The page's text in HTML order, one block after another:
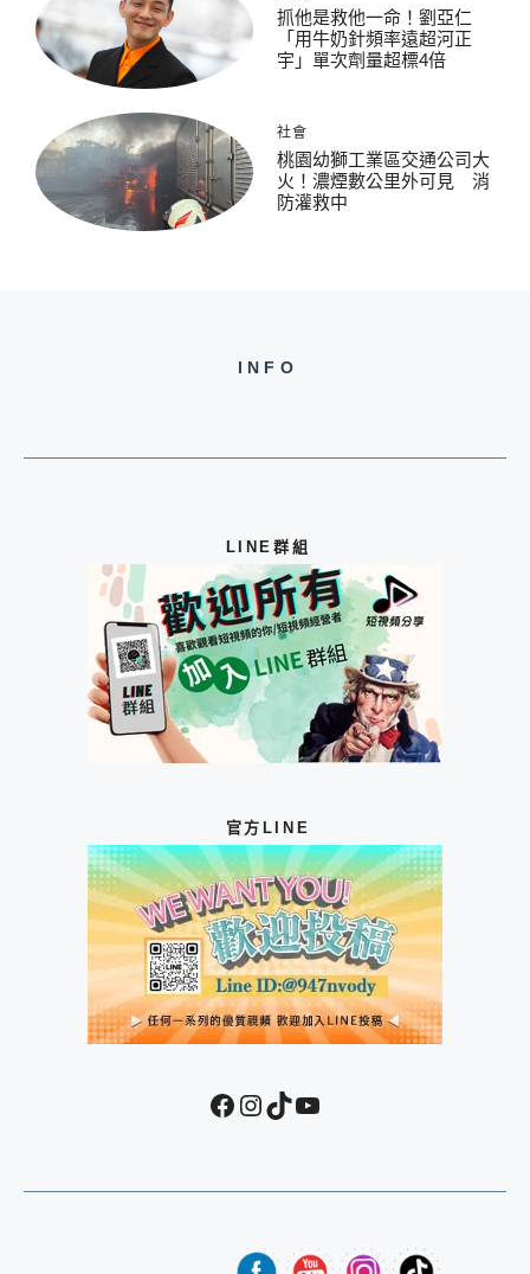
抓他是救他一命！劉亞仁
「用牛奶針頻率遠超河正
宇」單次劑量超標4倍
社會
桃園幼獅工業區交通公司大
火！濃煙數公里外可見 消
防灌救中
INFO
LINE群組
官方LINE
Facebook
Instagram
TikTokYouTube